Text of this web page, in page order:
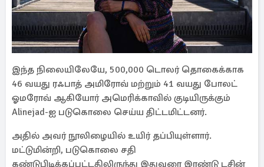
இந்த நிலையிலேயே, 500,000 டொலர் தொகைக்காக
46 வயது ரஃபாத் அமிரோவ் மற்றும் 41 வயது போலட்
ஓமரோவ் ஆகியோர் அமெரிக்காவில் குடியிருக்கும்
Alinejad-ஐ படுகொலை செய்ய திட்டமிட்டனர்.
அதில் அவர் நூலிழையில் உயிர் தப்பியுள்ளார்.
மட்டுமின்றி, படுகொலை சதி
கண்டுபிடிக்கப்பட்டதிலிருந்து இதுவரை இரண்டு டசின்